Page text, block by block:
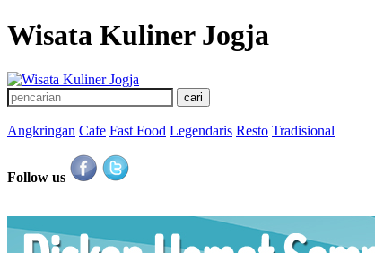
Wisata Kuliner Jogja
Angkringan Cafe Fast Food Legendaris Resto Tradisional
Follow us